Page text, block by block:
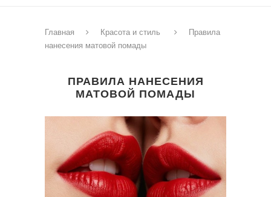
Главная Красота и стиль
Правила
нанесения матовой помады
ПРАВИЛА НАНЕСЕНИЯ
МАТОВОЙ ПОМАДЫ